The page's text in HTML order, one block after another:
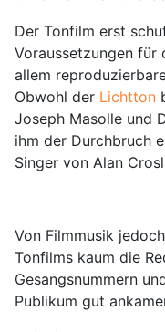
Der Tonfilm erst
Voraussetzungen für
allem
Obwohl der Lichtton
Joseph Masolle und
ihm der Durchbruch
Singer von Alan
Von Filmmusik
Tonfilms kaum die
Gesangsnummern
Publikum gut